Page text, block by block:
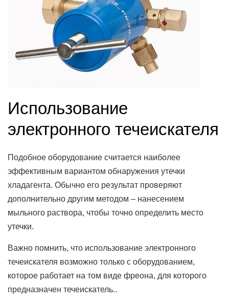
Использование
электронного течеискателя
Подобное оборудование считается наиболее
эффективным вариантом обнаружения утечки
хладагента. Обычно его результат проверяют
дополнительно другим методом – нанесением
мыльного раствора, чтобы точно определить место
утечки.
Важно помнить, что использование электронного
течеискателя возможно только с оборудованием,
которое работает на том виде фреона, для которого
предназначен течеискатель..